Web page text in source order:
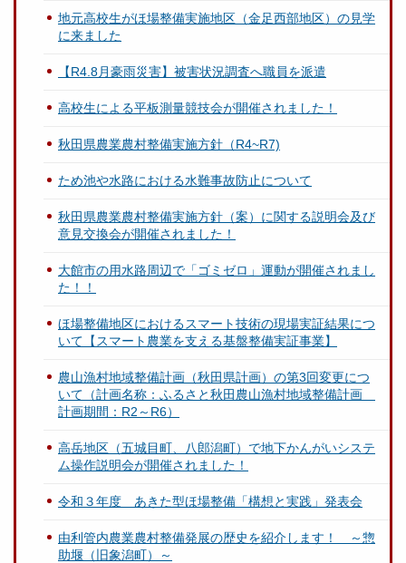
地元高校生がほ場整備実施地区（金足西部地区）の見学
に来ました
【R4.8月豪雨災害】被害状況調査へ職員を派遣
高校生による平板測量競技会が開催されました！
秋田県農業農村整備実施方針（R4~R7)
ため池や水路における水難事故防止について
秋田県農業農村整備実施方針（案）に関する説明会及び
意見交換会が開催されました！
大館市の用水路周辺で「ゴミゼロ」運動が開催されまし
た！！
ほ場整備地区におけるスマート技術の現場実証結果につ
いて【スマート農業を支える基盤整備実証事業】
農山漁村地域整備計画（秋田県計画）の第3回変更につ
いて（計画名称：ふるさと秋田農山漁村地域整備計画
計画期間：R2～R6）
高岳地区（五城目町、八郎潟町）で地下かんがいシステ
ム操作説明会が開催されました！
令和３年度 あきた型ほ場整備「構想と実践」発表会
由利管内農業農村整備発展の歴史を紹介します！ ～惣
助堰（旧象潟町）～